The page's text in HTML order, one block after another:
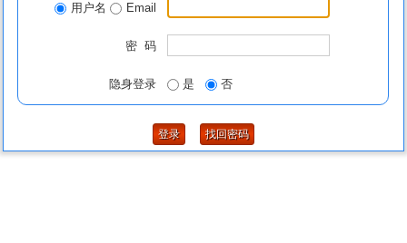
用户名 Email
密 码
隐身登录 是 否